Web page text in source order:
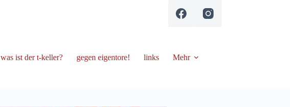
was ist der t-keller? gegen eigentore! links Mehr